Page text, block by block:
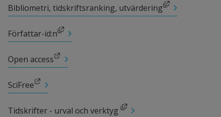
Bibliometri, tidskriftsranking, utvärdering
Länk till annan webbplats, öppnas i nytt fönster.
Författar-id:n
Länk till annan webbplats, öppnas i nytt fönster.
Open access
Länk till annan webbplats.
SciFree
Länk till annan webbplats.
Tidskrifter - urval och verktyg
Länk till annan webbplats, öppnas i nytt fönster.